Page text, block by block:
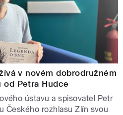
v novém dobrodružném
od Petra Hudce
ústavu a spisovatel Petr
Českého rozhlasu Zlín svou